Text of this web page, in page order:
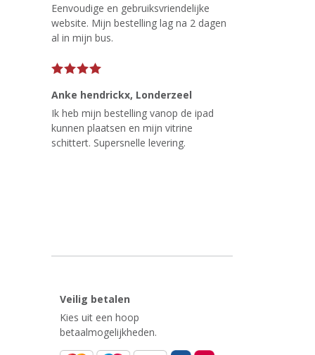
Eenvoudige en gebruiksvriendelijke
website. Mijn bestelling lag na 2 dagen
al in mijn bus.
Anke hendrickx, Londerzeel
Ik heb mijn bestelling vanop de ipad
kunnen plaatsen en mijn vitrine
schittert. Supersnelle levering.
Veilig betalen
Kies uit een hoop
betaalmogelijkheden.